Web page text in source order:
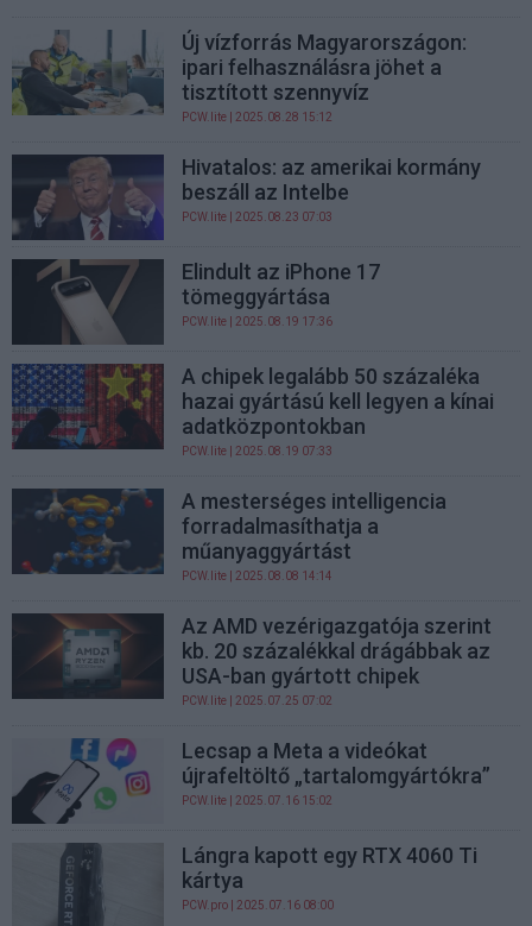
Új vízforrás Magyarországon:
ipari felhasználásra jöhet a
tisztított szennyvíz
PCW.lite | 2025.08.28 15:12
Hivatalos: az amerikai kormány
beszáll az Intelbe
PCW.lite | 2025.08.23 07:03
Elindult az iPhone 17
tömeggyártása
PCW.lite | 2025.08.19 17:36
A chipek legalább 50 százaléka
hazai gyártású kell legyen a kínai
adatközpontokban
PCW.lite | 2025.08.19 07:33
A mesterséges intelligencia
forradalmasíthatja a
műanyaggyártást
PCW.lite | 2025.08.08 14:14
Az AMD vezérigazgatója szerint
kb. 20 százalékkal drágábbak az
USA-ban gyártott chipek
PCW.lite | 2025.07.25 07:02
Lecsap a Meta a videókat
újrafeltöltő „tartalomgyártókra”
PCW.lite | 2025.07.16 15:02
Lángra kapott egy RTX 4060 Ti
kártya
PCW.pro | 2025.07.16 08:00